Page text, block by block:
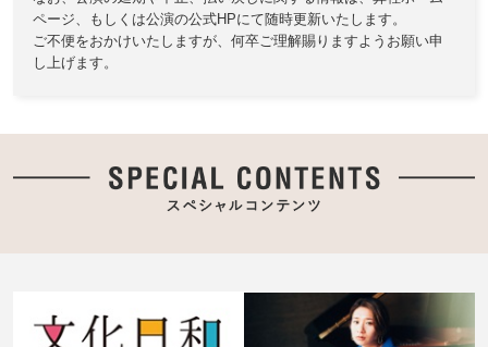
ページ、もしくは公演の公式HPにて随時更新いたします。
ご不便をおかけいたしますが、何卒ご理解賜りますようお願い申
し上げます。